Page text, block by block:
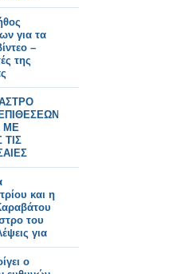
για τα
–
της
στο
ΜΕ
ΤΙΣ
και η
του
για
ο